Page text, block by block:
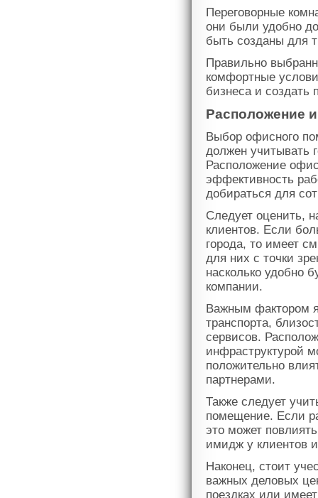
Переговорные
они были удобно
быть созданы для
Правильно
комфортные
бизнеса и создать
Расположение
Выбор офисного
должен учитывать
Расположение
эффективность
добираться для
Следует оценить,
клиентов. Если
города, то имеет
для них с точки
насколько удобно
компании.
Важным фактором
транспорта,
сервисов.
инфраструктурой
положительно
партнерами.
Также следует
помещение. Если
это может
имидж у клиентов
Наконец, стоит
важных деловых
поездках или